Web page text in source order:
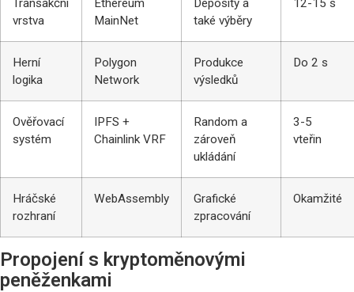
Transakční
vrstva
Ethereum
MainNet
Deposity a
také výběry
12-15 s
Herní
logika
Polygon
Network
Produkce
výsledků
Do 2 s
Ověřovací
systém
IPFS +
Chainlink VRF
Random a
zároveň
ukládání
3-5
vteřin
Hráčské
rozhraní
WebAssembly
Grafické
zpracování
Okamžité
Propojení s kryptoměnovými
peněženkami